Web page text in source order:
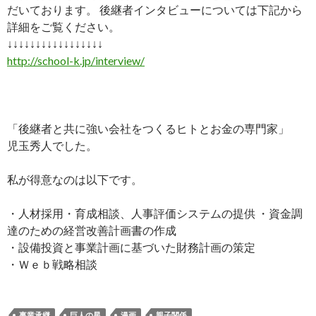
だいております。 後継者インタビューについては下記から
詳細をご覧ください。
↓↓↓↓↓↓↓↓↓↓↓↓↓↓↓↓↓
http://school-k.jp/interview/
「後継者と共に強い会社をつくるヒトとお金の専門家」
児玉秀人でした。
私が得意なのは以下です。
・人材採用・育成相談、人事評価システムの提供 ・資金調
達のための経営改善計画書の作成
・設備投資と事業計画に基づいた財務計画の策定
・Ｗｅｂ戦略相談